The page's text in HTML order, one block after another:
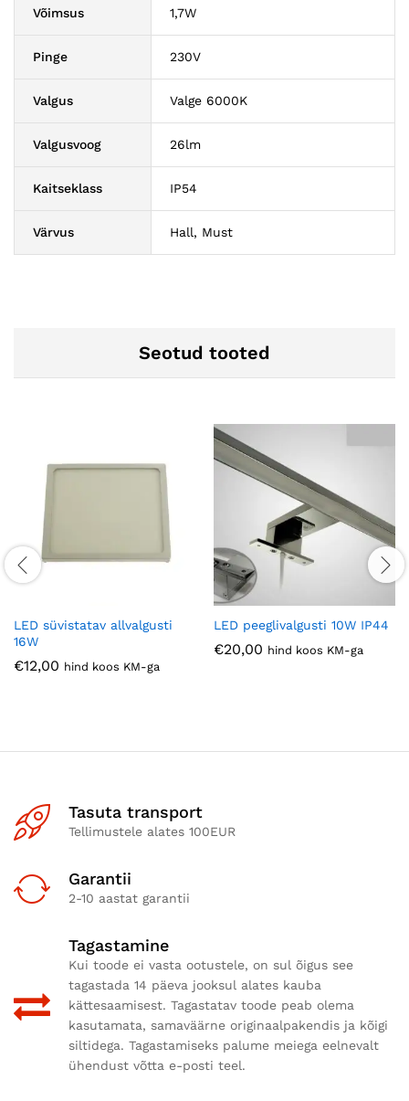
Võimsus 1,7W
Pinge 230V
Valgus Valge 6000K
Valgusvoog 26lm
Kaitseklass IP54
Värvus Hall, Must
Seotud tooted
LED süvistatav allvalgusti
16W
€12,00 hind koos KM-ga
LED peeglivalgusti 10W IP44
€20,00 hind koos KM-ga
Tasuta transport
Tellimustele alates 100EUR
Garantii
2-10 aastat garantii
Tagastamine
Kui toode ei vasta ootustele, on sul õigus see
tagastada 14 päeva jooksul alates kauba
kättesaamisest. Tagastatav toode peab olema
kasutamata, samaväärne originaalpakendis ja kõigi
siltidega. Tagastamiseks palume meiega eelnevalt
ühendust võtta e-posti teel.